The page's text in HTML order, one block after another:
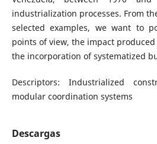
industrialization processes. From
selected examples, we want to
points of view, the impact
the incorporation of systematized
Descriptors: Industrialized
modular coordination systems
Descargas